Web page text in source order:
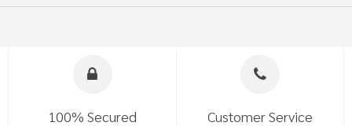
100% Secured
Customer Service